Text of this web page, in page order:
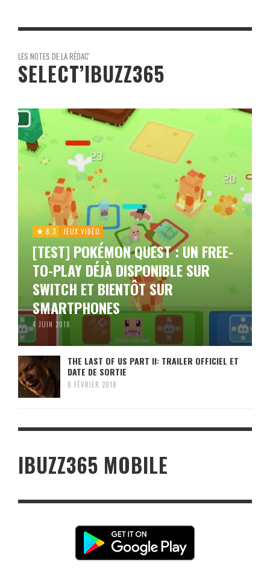
LES NOTES DE LA RÉDAC'
SELECT’IBUZZ365
8.3 JEUX VIDÉO
[TEST] POKÉMON QUEST : UN FREE-
TO-PLAY DÉJÀ DISPONIBLE SUR
SWITCH ET BIENTÔT SUR
SMARTPHONES
4 JUIN 2018
THE LAST OF US PART II: TRAILER OFFICIEL ET
DATE DE SORTIE
8 FÉVRIER 2018
IBUZZ365 MOBILE